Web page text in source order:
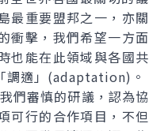
最重要盟邦之一，亦關
衝擊，我們希望一方面
也能在此領域與各國共
調適」(adaptation)。
審慎的研議，認為協
可行的合作項目，不但